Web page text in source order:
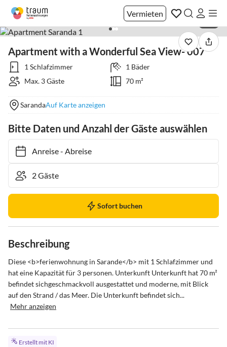
Vermieten
Apartment with a Wonderful Sea View- 007
1 Schlafzimmer
1 Bäder
Max. 3 Gäste
70 m²
SarandaAuf Karte anzeigen
Bitte Daten und Anzahl der Gäste auswählen
Anreise- Abreise
Sofort buchen
Beschreibung
Diese <b>ferienwohnung in Sarande</b> mit 1 Schlafzimmer und
hat eine Kapazität für 3 personen. Unterkunft Unterkunft hat 70 m²
befindet sichgeschmackvoll ausgestattet und moderne, mit Blick
auf den Strand / das Meer. Die Unterkunft befindet sich...
Mehr anzeigen
Erstellt mit KI